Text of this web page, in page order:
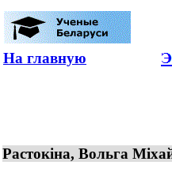
На главную
Растокіна, Вольга